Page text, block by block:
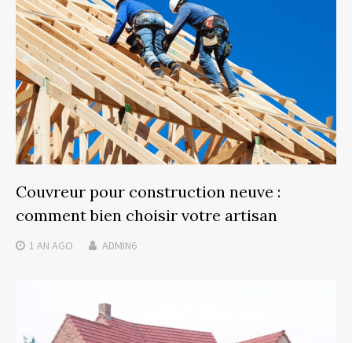
Couvreur pour construction neuve :
comment bien choisir votre artisan
1 AN AGO ADMIN6